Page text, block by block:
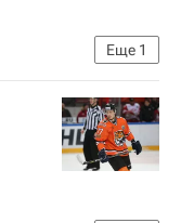
Еще 1